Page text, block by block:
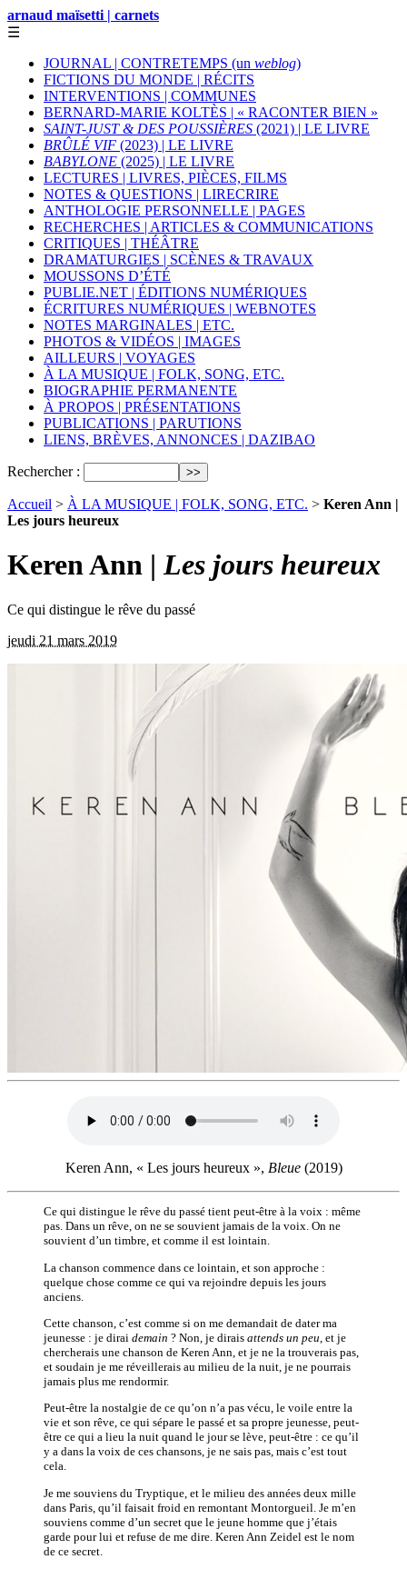
arnaud maïsetti | carnets
☰
JOURNAL | CONTRETEMPS (un weblog)
FICTIONS DU MONDE | RÉCITS
INTERVENTIONS | COMMUNES
BERNARD-MARIE KOLTÈS | « RACONTER BIEN »
SAINT-JUST & DES POUSSIÈRES (2021) | LE LIVRE
BRÛLÉ VIF (2023) | LE LIVRE
BABYLONE (2025) | LE LIVRE
LECTURES | LIVRES, PIÈCES, FILMS
NOTES & QUESTIONS | LIRECRIRE
ANTHOLOGIE PERSONNELLE | PAGES
RECHERCHES | ARTICLES & COMMUNICATIONS
CRITIQUES | THÉÂTRE
DRAMATURGIES | SCÈNES & TRAVAUX
MOUSSONS D’ÉTÉ
PUBLIE.NET | ÉDITIONS NUMÉRIQUES
ÉCRITURES NUMÉRIQUES | WEBNOTES
NOTES MARGINALES | ETC.
PHOTOS & VIDÉOS | IMAGES
AILLEURS | VOYAGES
À LA MUSIQUE | FOLK, SONG, ETC.
BIOGRAPHIE PERMANENTE
À PROPOS | PRÉSENTATIONS
PUBLICATIONS | PARUTIONS
LIENS, BRÈVES, ANNONCES | DAZIBAO
Rechercher :
Accueil > À LA MUSIQUE | FOLK, SONG, ETC. > Keren Ann |
Les jours heureux
Keren Ann |Les jours heureux
Ce qui distingue le rêve du passé
jeudi 21 mars 2019
Keren Ann, « Les jours heureux », Bleue(2019)
Ce qui distingue le rêve du passé tient peut-être à la voix : même
pas. Dans un rêve, on ne se souvient jamais de la voix. On ne
souvient d’un timbre, et comme il est lointain.
La chanson commence dans ce lointain, et son approche :
quelque chose comme ce qui va rejoindre depuis les jours
anciens.
Cette chanson, c’est comme si on me demandait de dater ma
jeunesse : je dirai demain ? Non, je dirais attends un peu , et je
chercherais une chanson de Keren Ann, et je ne la trouverais pas,
et soudain je me réveillerais au milieu de la nuit, je ne pourrais
jamais plus me rendormir.
Peut-être la nostalgie de ce qu’on n’a pas vécu, le voile entre la
vie et son rêve, ce qui sépare le passé et sa propre jeunesse, peut-
être ce qui a lieu la nuit quand le jour se lève, peut-être : ce qu’il
y a dans la voix de ces chansons, je ne sais pas, mais c’est tout
cela.
Je me souviens du Tryptique, et le milieu des années deux mille
dans Paris, qu’il faisait froid en remontant Montorgueil. Je m’en
souviens comme d’un secret que le jeune homme que j’étais
garde pour lui et refuse de me dire. Keren Ann Zeidel est le nom
de ce secret.